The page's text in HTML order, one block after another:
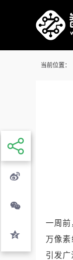
当前位置：
一周
万像
引发广